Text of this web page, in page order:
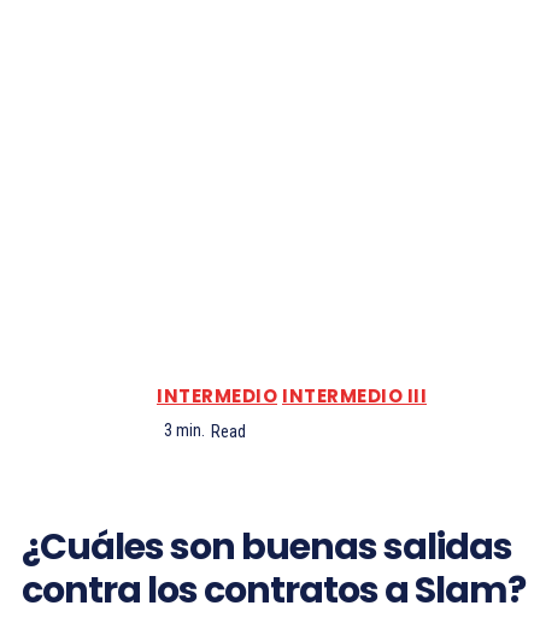
INTERMEDIO INTERMEDIO III
3 min. Read
¿Cuáles son buenas salidas
contra los contratos a Slam?